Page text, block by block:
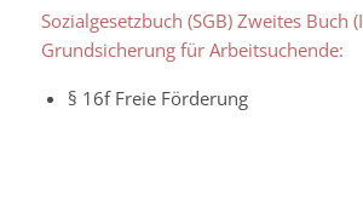
Sozialgesetzbuch (SGB) Zweites Buch
Grundsicherung für Arbeitsuchende:
§ 16f Freie Förderung